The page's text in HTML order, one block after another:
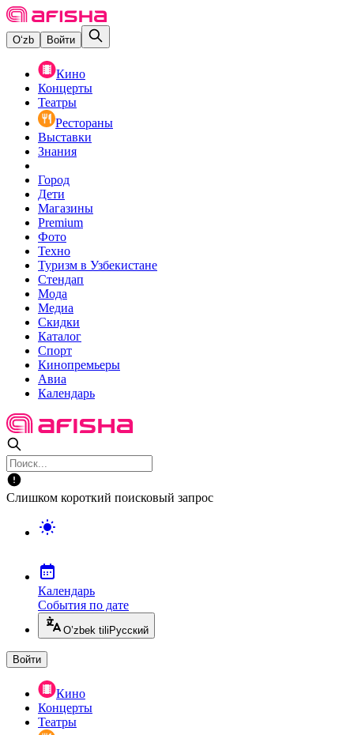
O‘zb Войти
Кино
Концерты
Театры
Рестораны
Выставки
Знания
Город
Дети
Магазины
Premium
Фото
Техно
Туризм в Узбекистане
Стендап
Мода
Медиа
Скидки
Каталог
Спорт
Кинопремьеры
Авиа
Календарь
Слишком короткий поисковый запрос
Календарь
События по дате
O’zbek tili Русский
Войти
Кино
Концерты
Театры